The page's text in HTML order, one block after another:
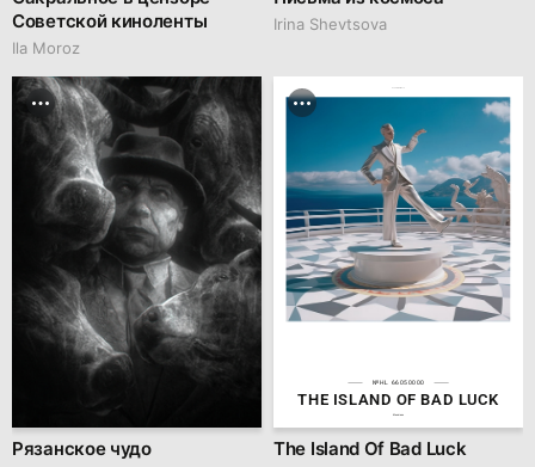
Советской киноленты
Ila Moroz
Irina Shevtsova
Рязанское чудо
№HL 66050000
THE ISLAND OF BAD LUCK
Musicians
The Island Of Bad Luck